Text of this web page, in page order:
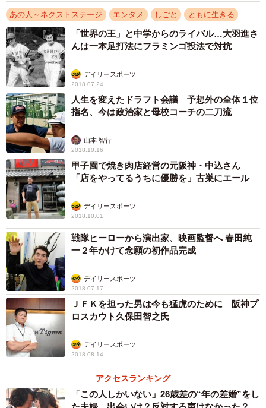
東京・八重洲ブックセンターで、書店である同店のオープン以来初の音
楽ライブを行った高木ブー（２０１９年４月８日）
あの人～ネクストステージ エンタメ しごと ともに生きる
「世界の王」と中学からのライバル…大羽進さ
んは一本足打法にフラミンゴ投法で対抗
デイリースポーツ
2018.07.24
人生を変えたドラフト会議 予想外の全体１位
指名、今は政治家と母校コーチの二刀流
山本 智行
2018.10.16
甲子園で焼き肉店経営の元阪神・中込さん
「店をやってるうちに優勝を」古巣にエール
デイリースポーツ
2018.10.01
戦隊ヒーローから演出家、映画監督へ 春田純
一２年かけて念願の初作品完成
デイリースポーツ
2018.07.17
ＪＦＫを担った男は今も猛虎のために 阪神プ
ロスカウト久保田智之氏
デイリースポーツ
2018.08.14
アクセスランキング
「この人しかいない」26歳差の“年の差婚”をし